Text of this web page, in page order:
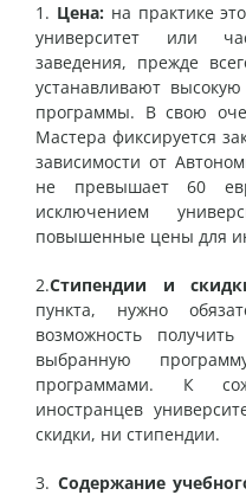
1. Цена: на практике
университет или
заведения, прежде
устанавливают
программы. В свою
Мастера фиксируется
зависимости от
не превышает 60
исключением
повышенные цены для
2.Стипендии и
пункта, нужно
возможность
выбранную
программами. К
иностранцев
скидки, ни стипендии.
3. Содержание